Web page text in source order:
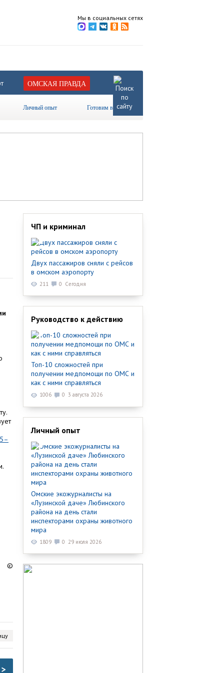
Мы в социальных сетях
ОМСКАЯ ПРАВДА
Личный опыт Готовим вместе
©
>
ЧП и криминал
Двух пассажиров сняли с рейсов
в омском аэропорту
211 0 Сегодня
Руководство к действию
Топ-10 сложностей при
получении медпомощи по ОМС и
как с ними справляться
1006 0 3 августа 2026
Личный опыт
Омские экожурналисты на
«Лузинской даче» Любинского
района на день стали
инспекторами охраны животного
мира
1809 0 29 июля 2026